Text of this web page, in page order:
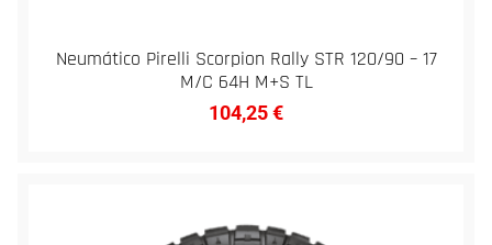
Neumático Pirelli Scorpion Rally STR 120/90 – 17
M/C 64H M+S TL
104,25€